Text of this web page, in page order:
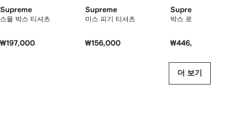
Supreme
스몰 박스 티셔츠
₩197,000
Supreme
미스 피기 티셔츠
₩156,000
Supreme
박스 로고 후디
₩446,000
더 보기